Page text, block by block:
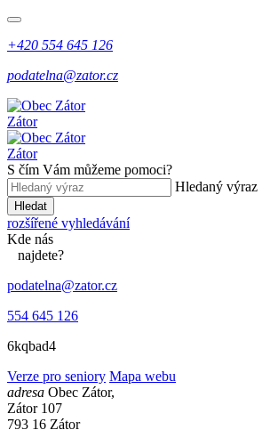
+420 554 645 126
podatelna@zator.cz
Zátor
Zátor
S čím Vám můžeme pomoci?
Hledaný výraz
Hledat
rozšířené vyhledávání
Kde nás
najdete?
podatelna@zator.cz
554 645 126
6kqbad4
Verze pro seniory Mapa webu
adresa Obec Zátor,
Zátor 107
793 16 Zátor